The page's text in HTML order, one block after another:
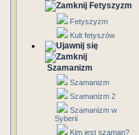
Fetyszyzm
Fetyszyzm
Kult fetyszów
Szamanizm
Szamanizm
Szamanizm 2
Szamanizm w
Syberii
Kim jest szaman?